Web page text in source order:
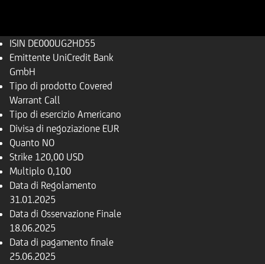
ISIN DE000UG2HD55
Emittente UniCredit Bank
GmbH
Tipo di prodotto Covered
Warrant Call
Tipo di esercizio Americano
Divisa di negoziazione EUR
Quanto NO
Strike 120,00 USD
Multiplo 0,100
Data di Regolamento
31.01.2025
Data di Osservazione Finale
18.06.2025
Data di pagamento finale
25.06.2025